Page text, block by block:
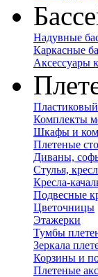
Надувные
Каркасные
Аксессуары
Комплекты
Шкафы и
Плетеные
Диваны,
Стулья,
Кресла-
Подвесные
Цветочницы
Этажерки
Тумбы
Зеркала
Корзины и
Плетеные